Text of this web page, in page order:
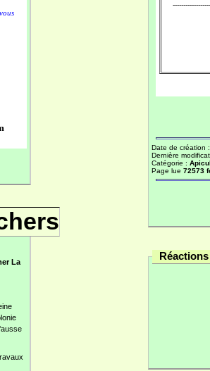
La
Date de création
Dernière
Catégorie :
Page lue 72573